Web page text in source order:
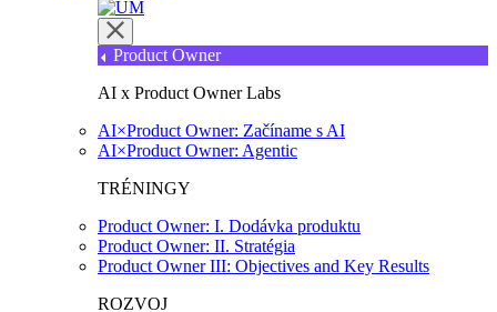
Product Owner
AI x Product Owner Labs
AI×Product Owner: Začíname s AI
AI×Product Owner: Agentic
TRÉNINGY
Product Owner: I. Dodávka produktu
Product Owner: II. Stratégia
Product Owner III: Objectives and Key Results
ROZVOJ